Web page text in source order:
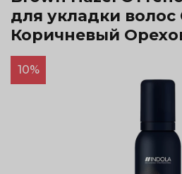
для укладки волос
Коричневый
10%